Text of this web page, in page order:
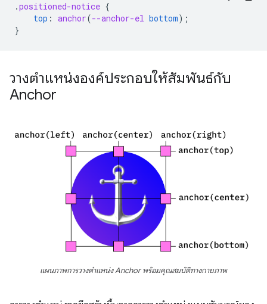
.positioned-notice {
top : anchor(--anchor-el bottom);
}
วางตําแหน่งองค์ประกอบให้สัมพันธ์กับ
Anchor
แผนภาพการวางตำแหน่ง Anchor พร้อมคุณสมบัติทางกายภาพ